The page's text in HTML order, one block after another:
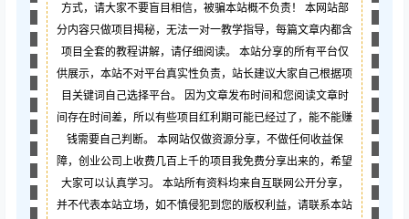
方式，请大家不要盲目相信，被骗本站概不负责！ 本网站部
分内容只做项目揭秘，无法一对一教学指导，每篇文章内都含
项目全套的教程讲解，请仔细阅读。 本站分享的所有平台仅
供展示，本站不对平台真实性负责，站长建议大家自己根据项
目关键词自己选择平台。 因为文章发布时间和您阅读文章时
间存在时间差，所以有些项目红利期可能已经过了，能不能赚
钱需要自己判断。 本网站仅做资源分享，不做任何收益保
障，创业公司上收费几百上千的项目我免费分享出来的，希望
大家可以认真学习。 本站所有资料均来自互联网公开分享，
并不代表本站立场，如不慎侵犯到您的版权利益，请联系本站